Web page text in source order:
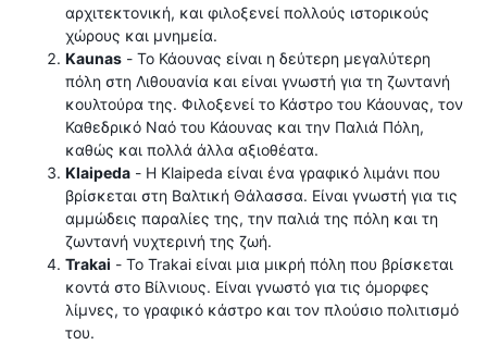
αρχιτεκτονική, και φιλοξενεί πολλούς ιστορικούς
χώρους και μνημεία.
Kaunas - Το Κάουνας είναι η δεύτερη μεγαλύτερη
πόλη στη Λιθουανία και είναι γνωστή για τη ζωντανή
κουλτούρα της. Φιλοξενεί το Κάστρο του Κάουνας, τον
Καθεδρικό Ναό του Κάουνας και την Παλιά Πόλη,
καθώς και πολλά άλλα αξιοθέατα.
Klaipeda - Η Klaipeda είναι ένα γραφικό λιμάνι που
βρίσκεται στη Βαλτική Θάλασσα. Είναι γνωστή για τις
αμμώδεις παραλίες της, την παλιά της πόλη και τη
ζωντανή νυχτερινή της ζωή.
Trakai - Το Trakai είναι μια μικρή πόλη που βρίσκεται
κοντά στο Βίλνιους. Είναι γνωστό για τις όμορφες
λίμνες, το γραφικό κάστρο και τον πλούσιο πολιτισμό
του.